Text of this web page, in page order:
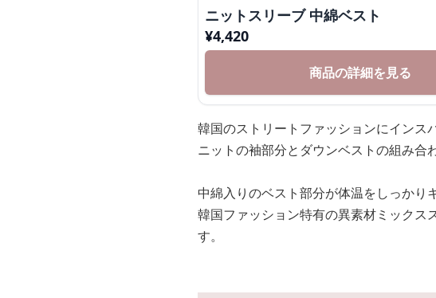
ニットスリーブ 中綿ベスト
¥4,420
商品の詳細を見る
韓国のストリートファッションにインス
ニットの袖部分とダウンベストの組み合
中綿入りのベスト部分が体温をしっかり
韓国ファッション特有の異素材ミックス
す。